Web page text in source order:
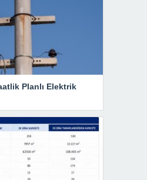
Planlı Elektrik